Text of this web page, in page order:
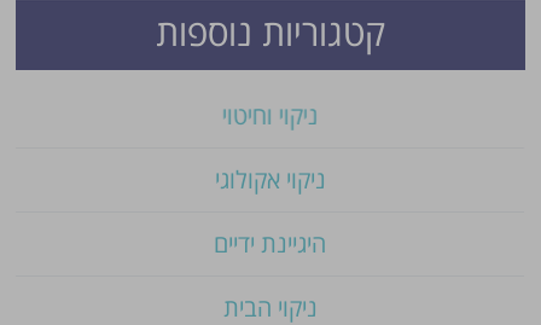
קטגוריות נוספות
ניקוי וחיטוי
ניקוי אקולוגי
היגיינת ידיים
ניקוי הבית